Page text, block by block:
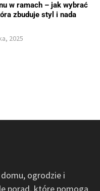
w ramach – jak wybrać
zbuduje styl i nada
2025
ogrodzie i